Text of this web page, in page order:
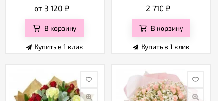
от 3 120₽
В корзину
Купить в 1 клик
2 710₽
В корзину
Купить в 1 клик